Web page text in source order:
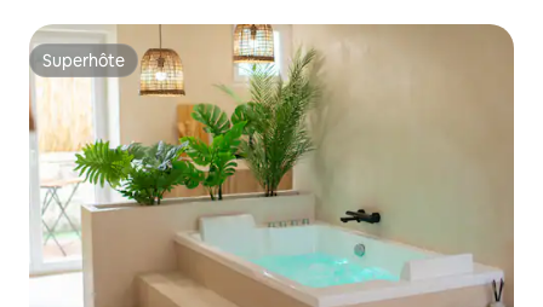
Superhôte
Superhôte